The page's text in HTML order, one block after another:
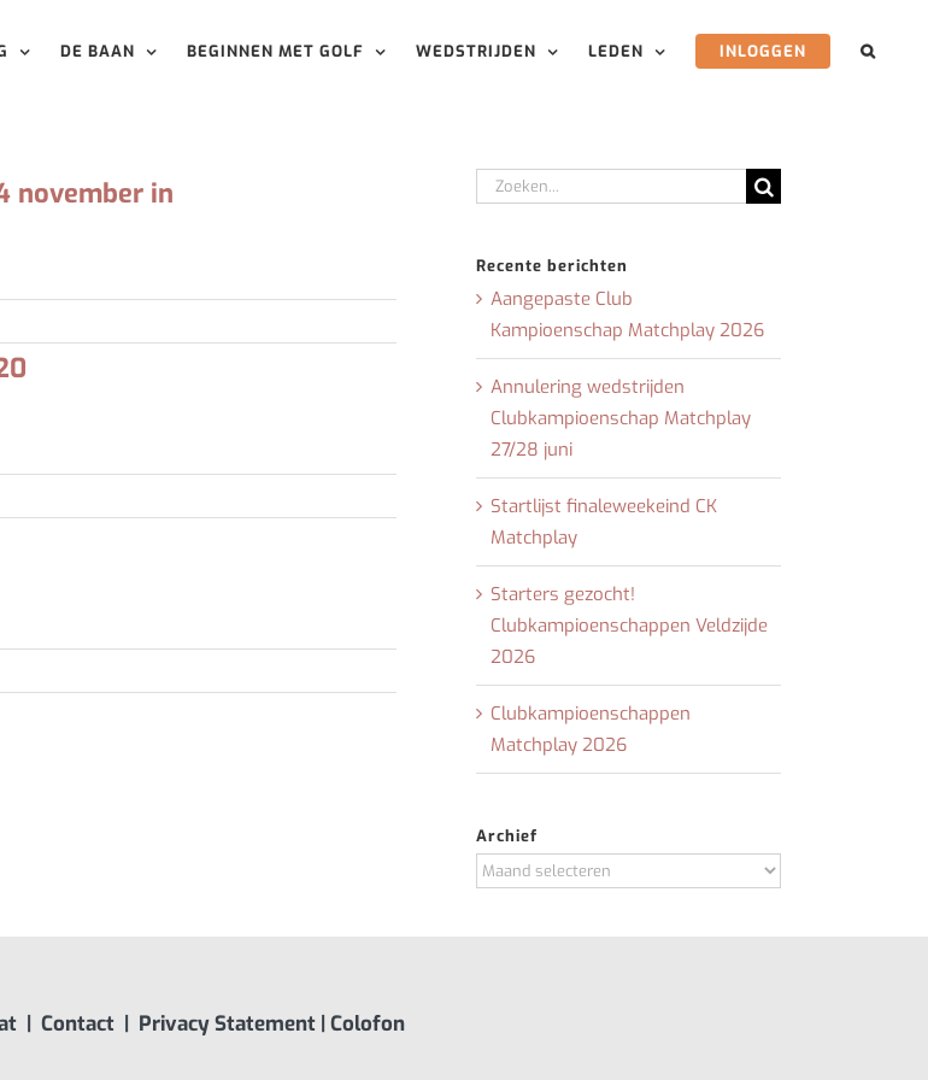
DE BAAN BEGINNEN MET GOLF WEDSTRIJDEN LEDEN INLOGGEN
november in
Zoeken
naar:
Recente berichten
Aangepaste Club
Kampioenschap Matchplay 2026
Annulering wedstrijden
Clubkampioenschap Matchplay
27/28 juni
Startlijst finaleweekeind CK
Matchplay
Starters gezocht!
Clubkampioenschappen Veldzijde
2026
Clubkampioenschappen
Matchplay 2026
Archief
Archief
| Contact| Privacy Statement| Colofon